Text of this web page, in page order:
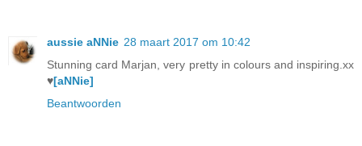
aussie aNNie 28 maart 2017 om 10:42
Stunning card Marjan, very pretty in colours and inspiring.xx
♥[aNNie]
Beantwoorden